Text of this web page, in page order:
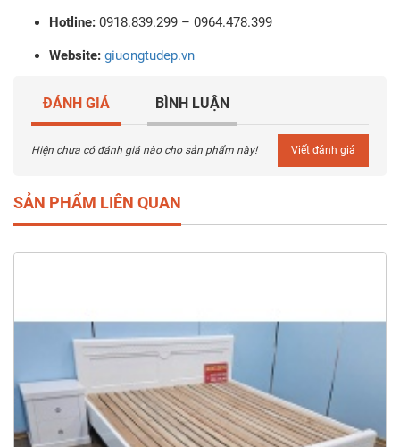
Hotline: 0918.839.299 – 0964.478.399
Website: giuongtudep.vn
ĐÁNH GIÁ BÌNH LUẬN
Hiện chưa có đánh giá nào cho sản phẩm này! Viết đánh giá
SẢN PHẨM LIÊN QUAN